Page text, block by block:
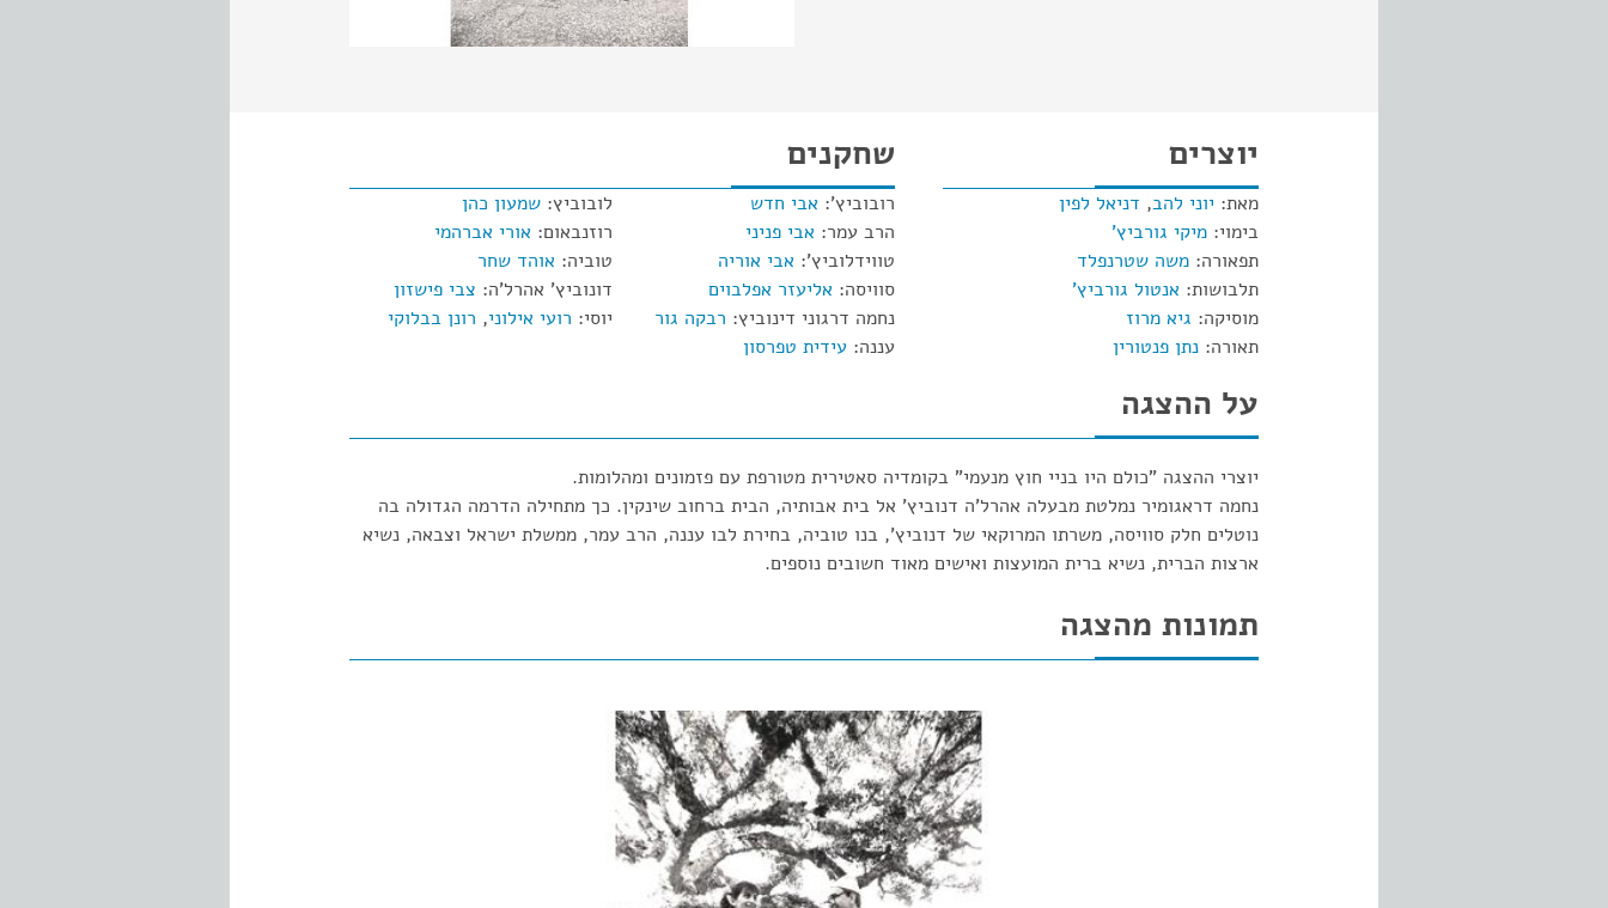
יוצרים
מאת: יוני להב, דניאל לפין
בימוי: מיקי גורביץ'
תפאורה: משה שטרנפלד
תלבושות: אנטול גורביץ'
מוסיקה: גיא מרוז
תאורה: נתן פנטורין
שחקנים
רובוביץ': אבי חדש
הרב עמר: אבי פניני
טווידלוביץ': אבי אוריה
סוויסה: אליעזר אפלבוים
נחמה דרגוני דינוביץ: רבקה גור
עננה: עידית טפרסון
לובוביץ: שמעון כהן
רוזנבאום: אורי אברהמי
טוביה: אוהד שחר
דונוביץ' אהרל'ה: צבי פישזון
יוסי: רועי אילוני, רונן בבלוקי
על ההצגה
יוצרי ההצגה "כולם היו בניי חוץ מנעמי" בקומדיה סאטירית מטורפת עם פזמונים ומהלומות.
נחמה דראגומיר נמלטת מבעלה אהרל'ה דנוביץ' אל בית אבותיה, הבית ברחוב שינקין. כך מתחילה הדרמה הגדולה בה
נוטלים חלק סוויסה, משרתו המרוקאי של דנוביץ', בנו טוביה, בחירת לבו עננה, הרב עמר, ממשלת ישראל וצבאה, נשיא
ארצות הברית, נשיא ברית המועצות ואישים מאוד חשובים נוספים.
תמונות מהצגה